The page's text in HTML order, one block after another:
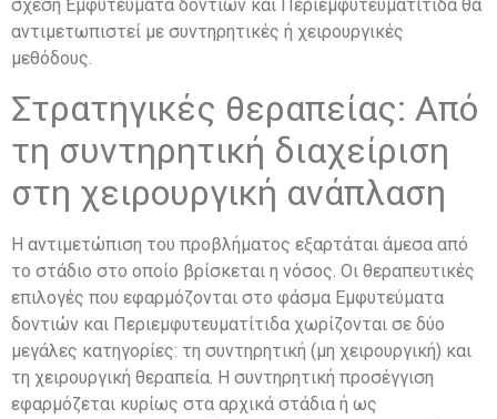
σχέση Εμφυτεύματα δοντιών και Περιεμφυτευματίτιδα θα
αντιμετωπιστεί με συντηρητικές ή χειρουργικές
μεθόδους.
Στρατηγικές θεραπείας: Από
τη συντηρητική διαχείριση
στη χειρουργική ανάπλαση
Η αντιμετώπιση του προβλήματος εξαρτάται άμεσα από
το στάδιο στο οποίο βρίσκεται η νόσος. Οι θεραπευτικές
επιλογές που εφαρμόζονται στο φάσμα Εμφυτεύματα
δοντιών και Περιεμφυτευματίτιδα χωρίζονται σε δύο
μεγάλες κατηγορίες: τη συντηρητική (μη χειρουργική) και
τη χειρουργική θεραπεία. Η συντηρητική προσέγγιση
εφαρμόζεται κυρίως στα αρχικά στάδια ή ως